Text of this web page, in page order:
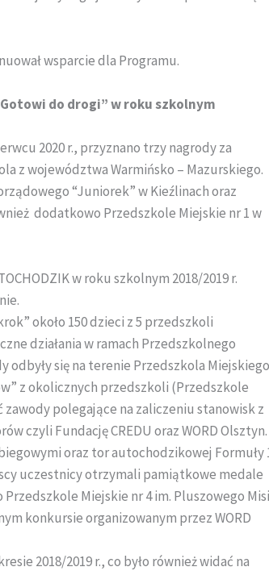
wsparcie dla Programu.
do drogi” w roku szkolnym
2020 r., przyznano trzy nagrody za
z województwa Warmińsko – Mazurskiego.
“Juniorek” w Kieźlinach oraz
dodatkowo Przedszkole Miejskie nr 1 w
w roku szkolnym 2018/2019 r.
około 150 dzieci z 5 przedszkoli
działania w ramach Przedszkolnego
się na terenie Przedszkola Miejskiego
z okolicznych przedszkoli (Przedszkole
zawody polegające na zaliczeniu stanowisk z
czyli Fundację CREDU oraz WORD Olsztyn.
oraz tor autochodzikowej Formuły
uczestnicy otrzymali pamiątkowe medale
Miejskie nr 4 im. Pluszowego
konkursie organizowanym przez WORD
2018/2019 r., co było również widać na